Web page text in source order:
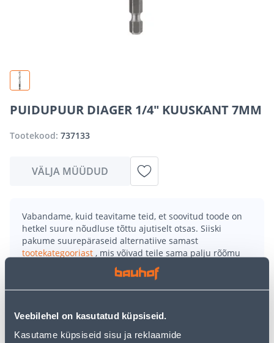
Veebilehel on kasutatud küpsiseid.
Kasutame küpsiseid sisu ja reklaamide
PUIDUPUUR DIAGER 1/4" KUUSKANT 7MM
Tootekood: 737133
VÄLJA MÜÜDUD
Vabandame, kuid teavitame teid, et soovitud toode on
hetkel suure nõudluse tõttu ajutiselt otsas. Siiski
pakume suurepäraseid alternatiive samast
tootekategooriast , mis võivad teile sama palju rõõmu
Teie ostlemisrõõm ei pea aga siin lõppema - oma
uurimistööd saate jätkata, naastesavalehelevõi
veelgi meelepärasemad valikuid. Head ostlemist!